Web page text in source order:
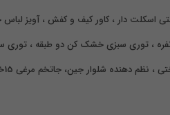
اسکلت دار ، کاور کیف و کفش ، آویز
، توری سبزی خشک کن دو طبقه ،